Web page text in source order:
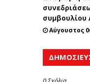
συμβουλίου
Αύγουστος